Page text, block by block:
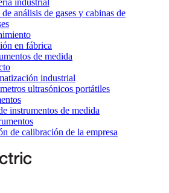
análisis de gases y cabinas de
en fábrica
de medida
industrial
ultrasónicos portátiles
instrumentos de medida
de calibración de la empresa